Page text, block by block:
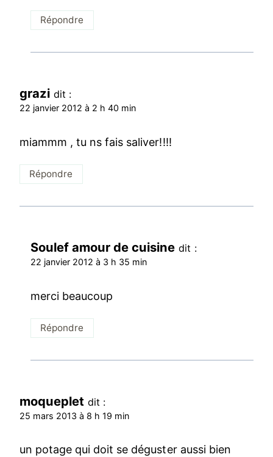
Répondre
grazi dit :
22 janvier 2012 à 2 h 40 min
miammm , tu ns fais saliver!!!!
Répondre
Soulef amour de cuisine dit :
22 janvier 2012 à 3 h 35 min
merci beaucoup
Répondre
moqueplet dit :
25 mars 2013 à 8 h 19 min
un potage qui doit se déguster aussi bien